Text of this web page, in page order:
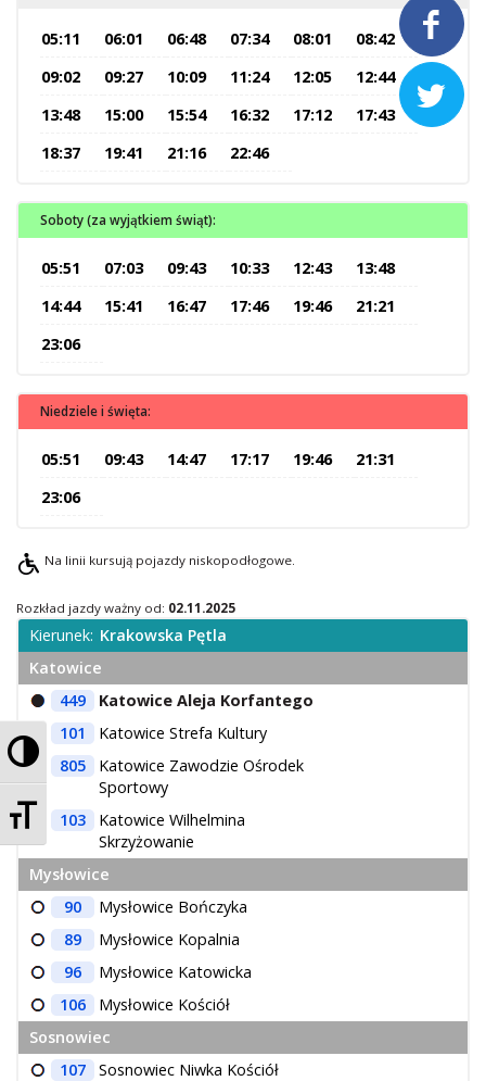
Przełącz wysoki kontrast
Zmień rozmiar czcionek


Centrum Obsługi Klienta
05:11 06:01 06:48 07:34 08:01
08:42
09:02
09:27 10:09 11:24 12:05
12:44
13:48
15:00 15:54 16:32 17:12
17:43
18:37
19:41 21:16 22:46
Soboty (za wyjątkiem świąt):
05:51 07:03 09:43 10:33 12:43
13:48
14:44
15:41 16:47 17:46 19:46
21:21
23:06
Niedziele i święta:
05:51 09:43 14:47 17:17 19:46
21:31
23:06
Na linii kursują pojazdy niskopodłogowe.
Rozkład jazdy ważny od: 02.11.2025
Kierunek: Krakowska Pętla
Katowice
449
Katowice Aleja Korfantego
101
Katowice Strefa Kultury
805
Katowice Zawodzie Ośrodek
Sportowy
103
Katowice Wilhelmina
Skrzyżowanie
Mysłowice
90
Mysłowice Bończyka
89
Mysłowice Kopalnia
96
Mysłowice Katowicka
106
Mysłowice Kościół
Sosnowiec
107
Sosnowiec Niwka Kościół